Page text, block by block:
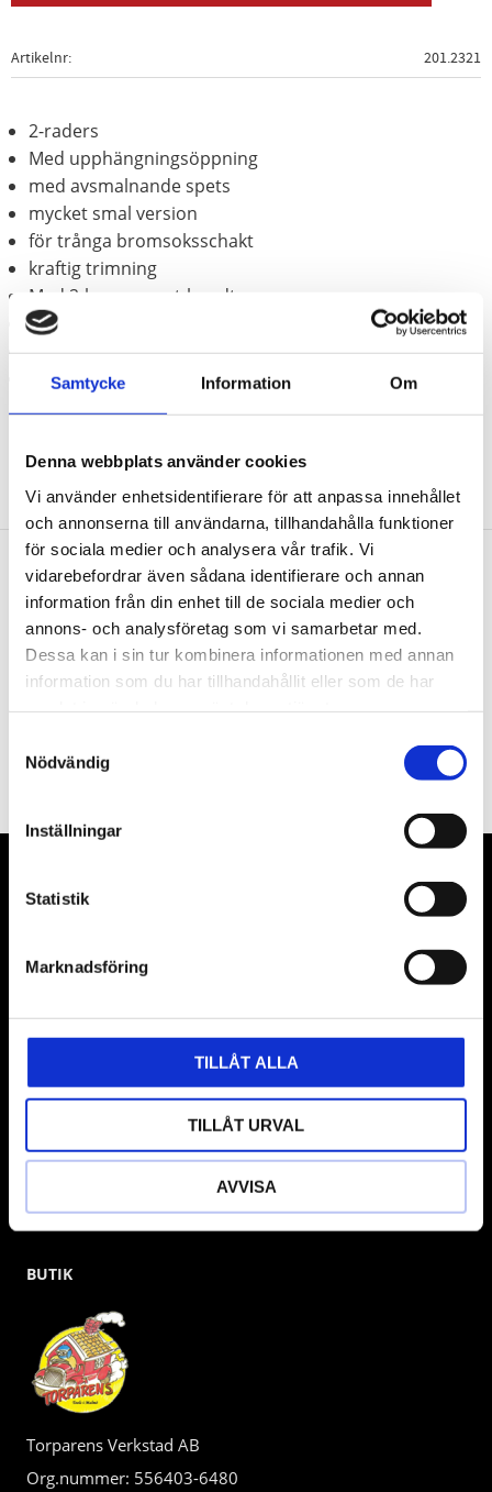
Samtycke Information Om
Denna webbplats använder cookies
Vi använder enhetsidentifierare för att anpassa innehållet
och annonserna till användarna, tillhandahålla funktioner
för sociala medier och analysera vår trafik. Vi
vidarebefordrar även sådana identifierare och annan
information från din enhet till de sociala medier och
annons- och analysföretag som vi samarbetar med.
Dessa kan i sin tur kombinera informationen med annan
information som du har tillhandahållit eller som de har
Nödvändig
Inställningar
Statistik
Marknadsföring
TILLÅT ALLA
TILLÅT URVAL
AVVISA
Artikelnr 201.2321
2-raders
Med upphängningsöppning
med avsmalnande spets
mycket smal version
för trånga bromsoksschakt
kraftig trimning
Med 2-komponent-handtag
för borttagning av hårt bromsdamm
För ytbearbetning
smidig ståltråd
Nyhetsbrev
Dina personuppgifter behandlas i enlighet med vår integritetspolicy
& däckmaskiner och Master luftmaskiner. Kontakta oss
kunden.
BUTIK
Torparens Verkstad AB
Org.nummer: 556403-6480